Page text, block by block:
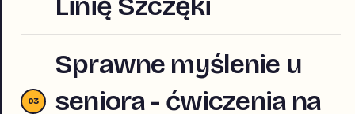
Sprawne myślenie u
seniora - ćwiczenia na